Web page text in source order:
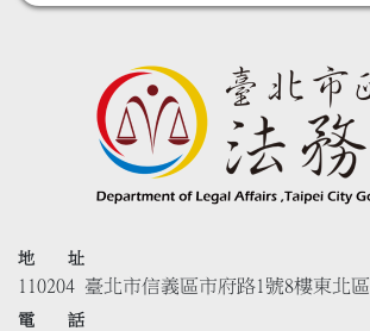
地 址
110204 臺北市信義區市府路1號8樓東北區
電 話